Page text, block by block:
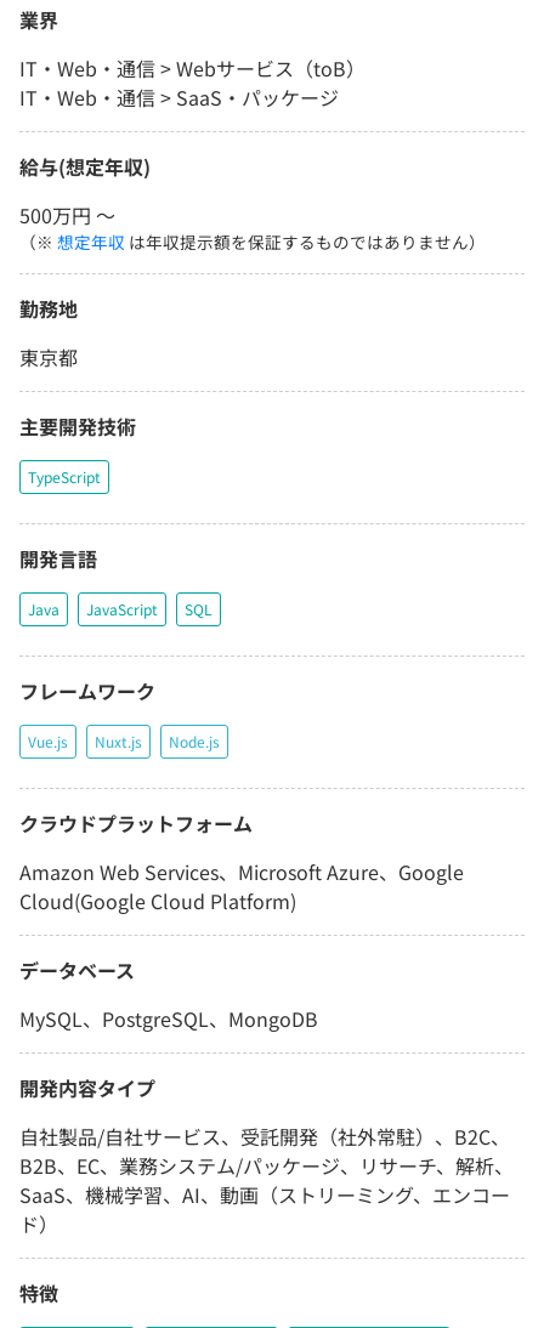
業界
IT・Web・通信 > Webサービス（toB）
IT・Web・通信 > SaaS・パッケージ
給与(想定年収)
500万円 〜
（※ 想定年収 は年収提示額を保証するものではありません）
勤務地
東京都
主要開発技術
TypeScript
開発言語
Java JavaScript SQL
フレームワーク
Vue.js Nuxt.js Node.js
クラウドプラットフォーム
Amazon Web Services、Microsoft Azure、Google
Cloud(Google Cloud Platform)
データベース
MySQL、PostgreSQL、MongoDB
開発内容タイプ
自社製品/自社サービス、受託開発（社外常駐）、B2C、
B2B、EC、業務システム/パッケージ、リサーチ、解析、
SaaS、機械学習、AI、動画（ストリーミング、エンコー
ド）
特徴